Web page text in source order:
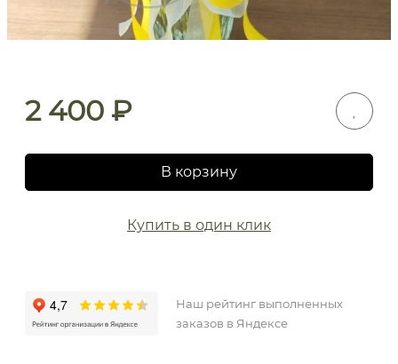
2 400 ₽
В корзину
Купить в один клик
Наш рейтинг выполненных
заказов в Яндексе